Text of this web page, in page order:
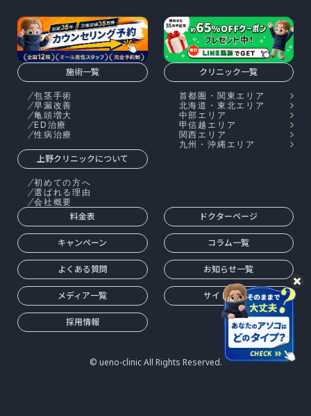
施術一覧
包茎手術
早漏改善
亀頭増大
ED治療
性病治療
クリニック一覧
首都圏・関東エリア
北海道・東北エリア
中部エリア
甲信越エリア
関西エリア
九州・沖縄エリア
上野クリニックについて
初めての方へ
選ばれる理由
会社概要
料金表 ドクターページ
キャンペーン コラム一覧
よくある質問 お知らせ一覧
メディア一覧 サイトマップ
採用情報
© ueno-clinic All Rights Reserved.